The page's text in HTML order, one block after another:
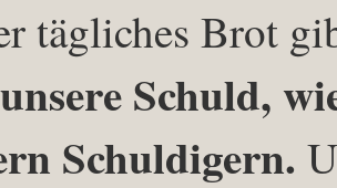
tägliches Brot
Schuld,
Schuldigern.